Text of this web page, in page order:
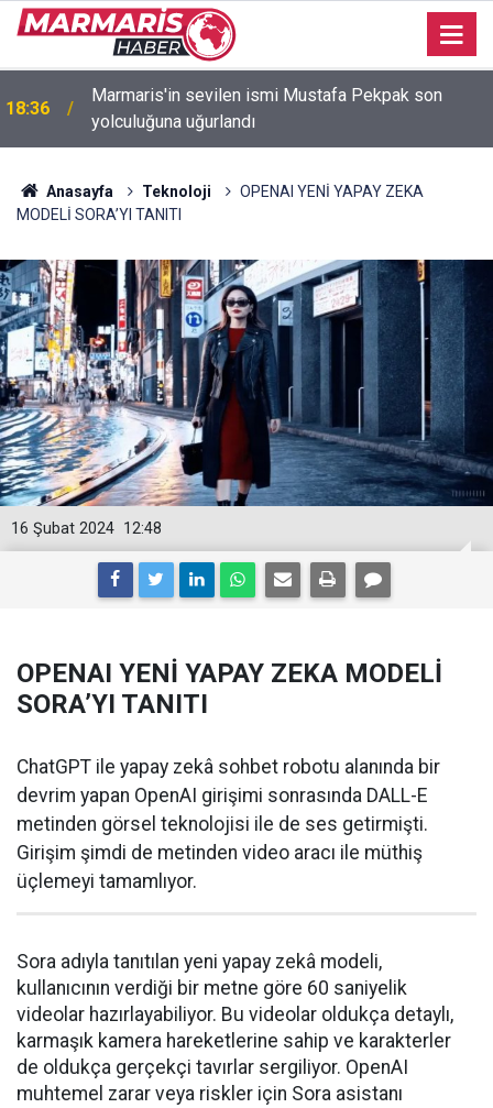
18:36
Marmaris'in sevilen ismi Mustafa Pekpak son
yolculuğuna uğurlandı
Anasayfa Teknoloji
OPENAI YENİ YAPAY ZEKA
MODELİ SORA’YI TANITI
12:48
16 Şubat 2024
OPENAI YENİ YAPAY ZEKA MODELİ
SORA’YI TANITI
ChatGPT ile yapay zekâ sohbet robotu alanında bir
devrim yapan OpenAI girişimi sonrasında DALL-E
metinden görsel teknolojisi ile de ses getirmişti.
Girişim şimdi de metinden video aracı ile müthiş
üçlemeyi tamamlıyor.
Sora adıyla tanıtılan yeni yapay zekâ modeli,
kullanıcının verdiği bir metne göre 60 saniyelik
videolar hazırlayabiliyor. Bu videolar oldukça detaylı,
karmaşık kamera hareketlerine sahip ve karakterler
de oldukça gerçekçi tavırlar sergiliyor. OpenAI
muhtemel zarar veya riskler için Sora asistanı